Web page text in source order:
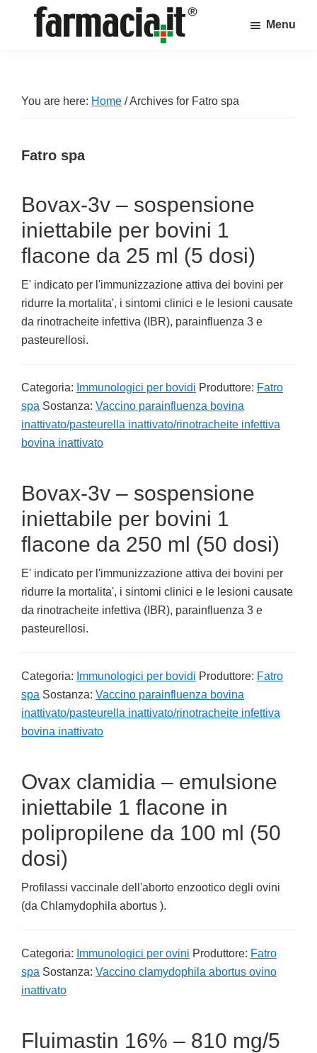
sul
farmacia
Menu
You are here: Home /Archives for Fatro spa
Fatro spa
Bovax-3v – sospensione
iniettabile per bovini 1
flacone da 25 ml (5 dosi)
E' indicato per l'immunizzazione attiva dei bovini per
ridurre la mortalita', i sintomi clinici e le lesioni causate
da rinotracheite infettiva (IBR), parainfluenza 3 e
pasteurellosi.
Categoria: Immunologici per bovidi Produttore: Fatro
spa Sostanza: Vaccino parainfluenza bovina
inattivato/pasteurella inattivato/rinotracheite infettiva
bovina inattivato
Bovax-3v – sospensione
iniettabile per bovini 1
flacone da 250 ml (50 dosi)
E' indicato per l'immunizzazione attiva dei bovini per
ridurre la mortalita', i sintomi clinici e le lesioni causate
da rinotracheite infettiva (IBR), parainfluenza 3 e
pasteurellosi.
Categoria: Immunologici per bovidi Produttore: Fatro
spa Sostanza: Vaccino parainfluenza bovina
inattivato/pasteurella inattivato/rinotracheite infettiva
bovina inattivato
Ovax clamidia – emulsione
iniettabile 1 flacone in
polipropilene da 100 ml (50
dosi)
Profilassi vaccinale dell'aborto enzootico degli ovini
(da Chlamydophila abortus ).
Categoria: Immunologici per ovini Produttore: Fatro
spa Sostanza: Vaccino clamydophila abortus ovino
inattivato
Fluimastin 16% – 810 mg/5